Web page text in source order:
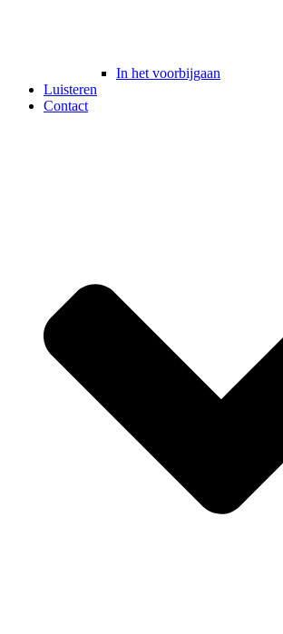
In het voorbijgaan
Luisteren
Contact